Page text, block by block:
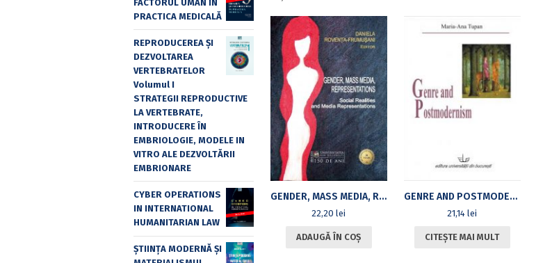
cele
mai
GENDER, MASS MEDIA, REPRESENTATIONS: SOCIAL REALITIES AND MEDIA REPRESENTATIONS
22,20lei
ADAUGĂ ÎN COȘ
GENRE AND POSTMODERNISM
21,14lei
CITEȘTE MAI MULT
FACTORUL UMAN ÎN
PRACTICA MEDICALĂ
REPRODUCEREA ȘI
DEZVOLTAREA
VERTEBRATELOR
Volumul I
STRATEGII REPRODUCTIVE
LA VERTEBRATE,
INTRODUCERE ÎN
EMBRIOLOGIE, MODELE IN
VITRO ALE DEZVOLTĂRII
EMBRIONARE
CYBER OPERATIONS
IN INTERNATIONAL
HUMANITARIAN LAW
ȘTIINȚA MODERNĂ ȘI